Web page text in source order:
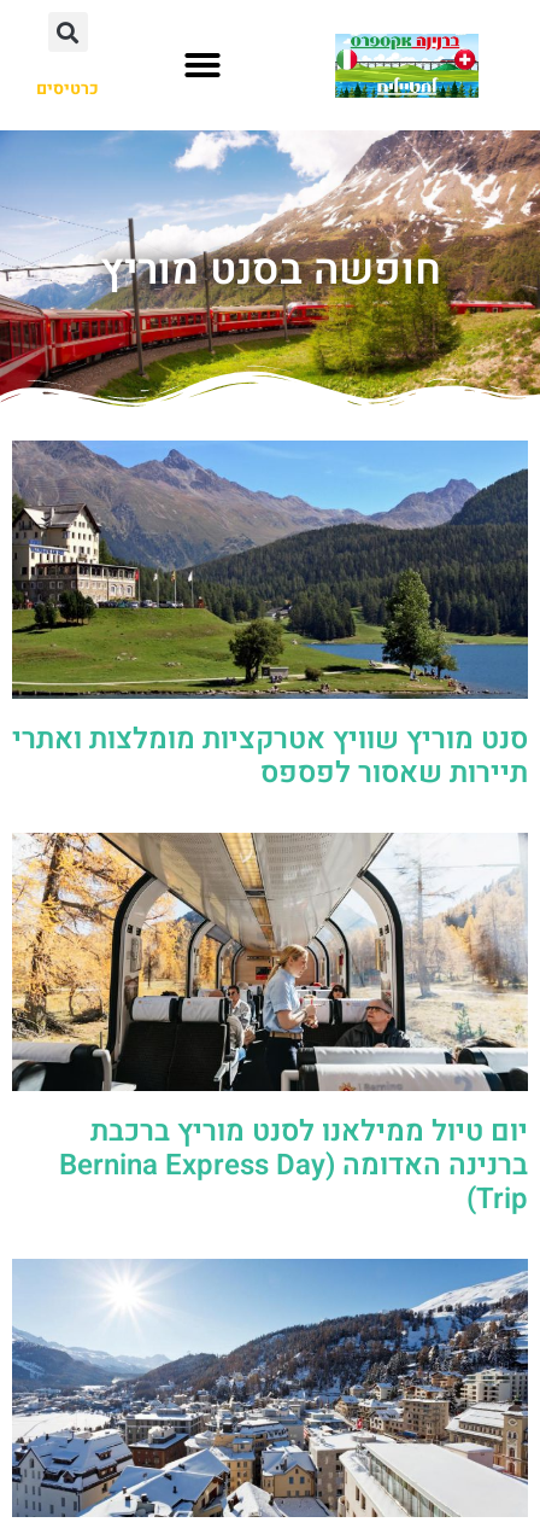
כרטיסים
חופשה בסנט מוריץ
סנט מוריץ שוויץ אטרקציות מומלצות ואתרי
תיירות שאסור לפספס
יום טיול ממילאנו לסנט מוריץ ברכבת
ברנינה האדומה (Bernina Express Day
Trip)